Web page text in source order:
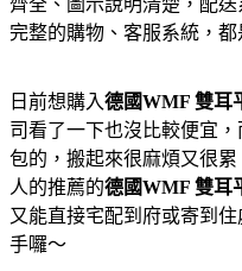
完整的購物、客服系統，
日前想購入德國WMF 雙耳
司看了一下也沒比較便宜
包的，搬起來很麻煩又很
人的推薦的德國WMF 雙耳
又能直接宅配到府或寄到
手囉～